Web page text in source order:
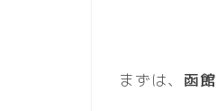
まずは、 函